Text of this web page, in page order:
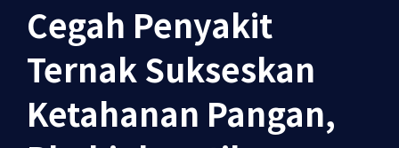
Cegah Penyakit
Ternak Sukseskan
Ketahanan Pangan,